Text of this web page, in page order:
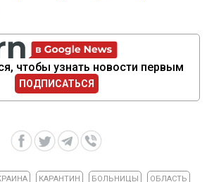
чтобы узнать новости первым
ПОДПИСАТЬСЯ
КАРАНТИН БОЛЬНИЦЫ ОБЛАСТЬ